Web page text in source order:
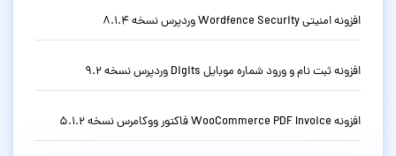
افزونه امنیتی Wordfence Security وردپرس نسخه 8.1.4
افزونه ثبت نام و ورود شماره موبایل Digits وردپرس نسخه 9.2
افزونه WooCommerce PDF Invoice فاکتور ووکامرس نسخه 5.1.2